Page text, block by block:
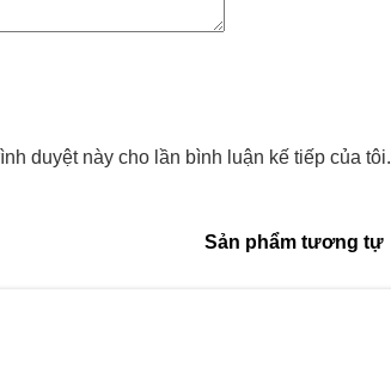
duyệt này cho lần bình luận kế tiếp của tôi.
Sản phẩm tương tự